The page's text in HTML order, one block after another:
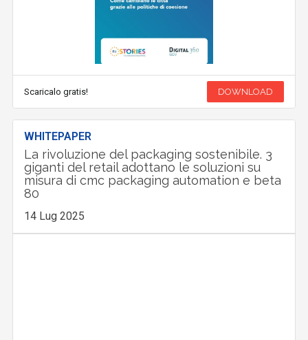
Scaricalo gratis! DOWNLOAD
WHITEPAPER
La rivoluzione del packaging sostenibile. 3
giganti del retail adottano le soluzioni su
misura di cmc packaging automation e beta
80
14 Lug 2025